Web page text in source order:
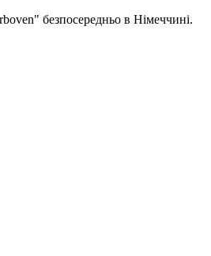
безпосередньо в Німеччині.